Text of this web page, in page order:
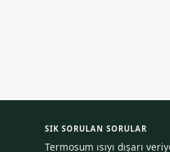
SIK SORULAN SORULAR
Termosum ısıyı dışarı